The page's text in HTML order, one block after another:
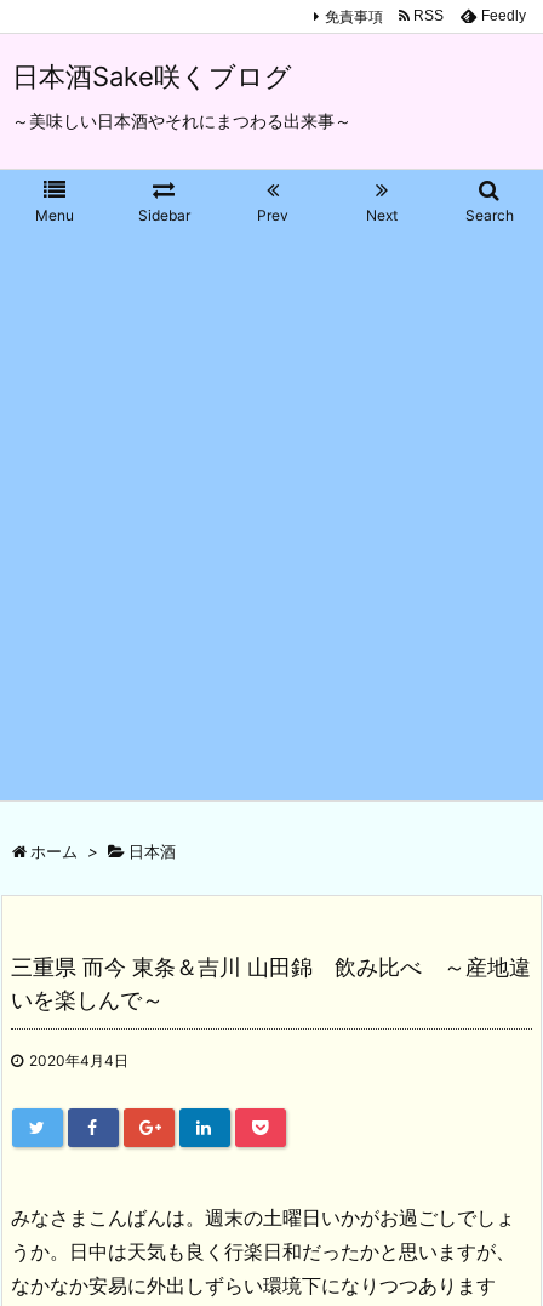
日本酒Sake咲くブログ
～美味しい日本酒やそれにまつわる出来事～
Menu Sidebar Prev Next Search
免責事項 RSS Feedly
ホーム > 日本酒
三重県 而今 東条＆吉川 山田錦 飲み比べ ～産地違
いを楽しんで～
2020年4月4日
みなさまこんばんは。週末の土曜日いかがお過ごしでしょ
うか。日中は天気も良く行楽日和だったかと思いますが、
なかなか安易に外出しずらい環境下になりつつあります